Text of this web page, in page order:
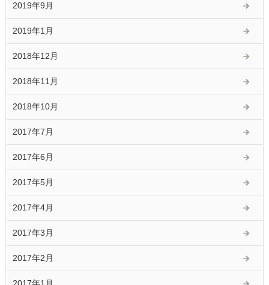
2019年9月
2019年1月
2018年12月
2018年11月
2018年10月
2017年7月
2017年6月
2017年5月
2017年4月
2017年3月
2017年2月